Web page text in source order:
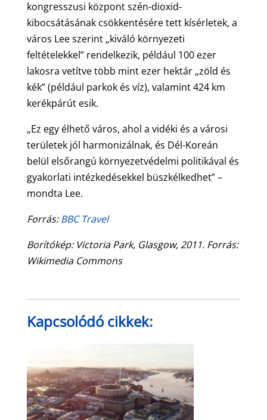
kongresszusi központ szén-dioxid-
kibocsátásának csökkentésére tett kísérletek, a
város Lee szerint „kiváló környezeti
feltételekkel” rendelkezik, például 100 ezer
lakosra vetítve több mint ezer hektár „zöld és
kék” (például parkok és víz), valamint 424 km
kerékpárút esik.
„Ez egy élhető város, ahol a vidéki és a városi
területek jól harmonizálnak, és Dél-Koreán
belül elsőrangú környezetvédelmi politikával és
gyakorlati intézkedésekkel büszkélkedhet” –
mondta Lee.
Forrás:BBC Travel
Borítókép: Victoria Park, Glasgow, 2011. Forrás:
Wikimedia Commons
Kapcsolódó cikkek: